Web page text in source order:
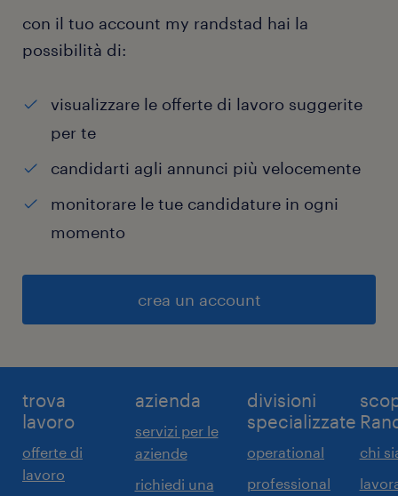
con il tuo account my randstad hai la
possibilità di:
visualizzare le offerte di lavoro suggerite
per te
candidarti agli annunci più velocemente
monitorare le tue candidature in ogni
momento
crea un account
trova
lavoro
offerte di
lavoro
azienda
servizi per le
aziende
richiedi una
divisioni
specializzate
operational
professional
chi